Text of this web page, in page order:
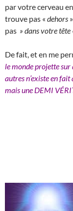
par votre cerveau
trouve pas « dehors
pas » dans votre tête
De fait, et en me
le monde projette
autres n’existe en
mais une DEMI